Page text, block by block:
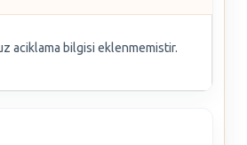
aciklama bilgisi eklenmemistir.